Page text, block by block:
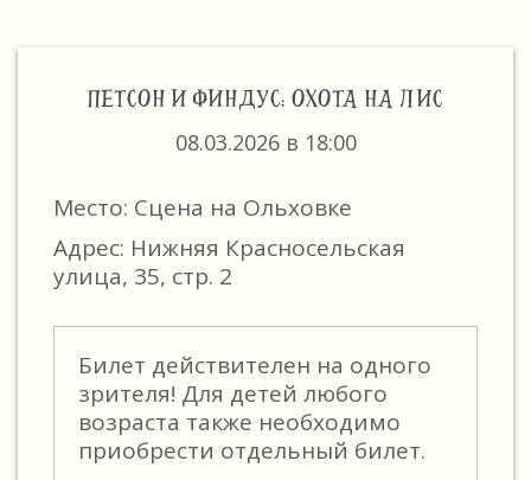
ПЕТСОН И ФИНДУС: ОХОТА НА ЛИС
08.03.2026 в 18:00
Место: Сцена на Ольховке
Адрес: Нижняя Красносельская
улица, 35, стр. 2
Билет действителен на одного
зрителя! Для детей любого
возраста также необходимо
приобрести отдельный билет.